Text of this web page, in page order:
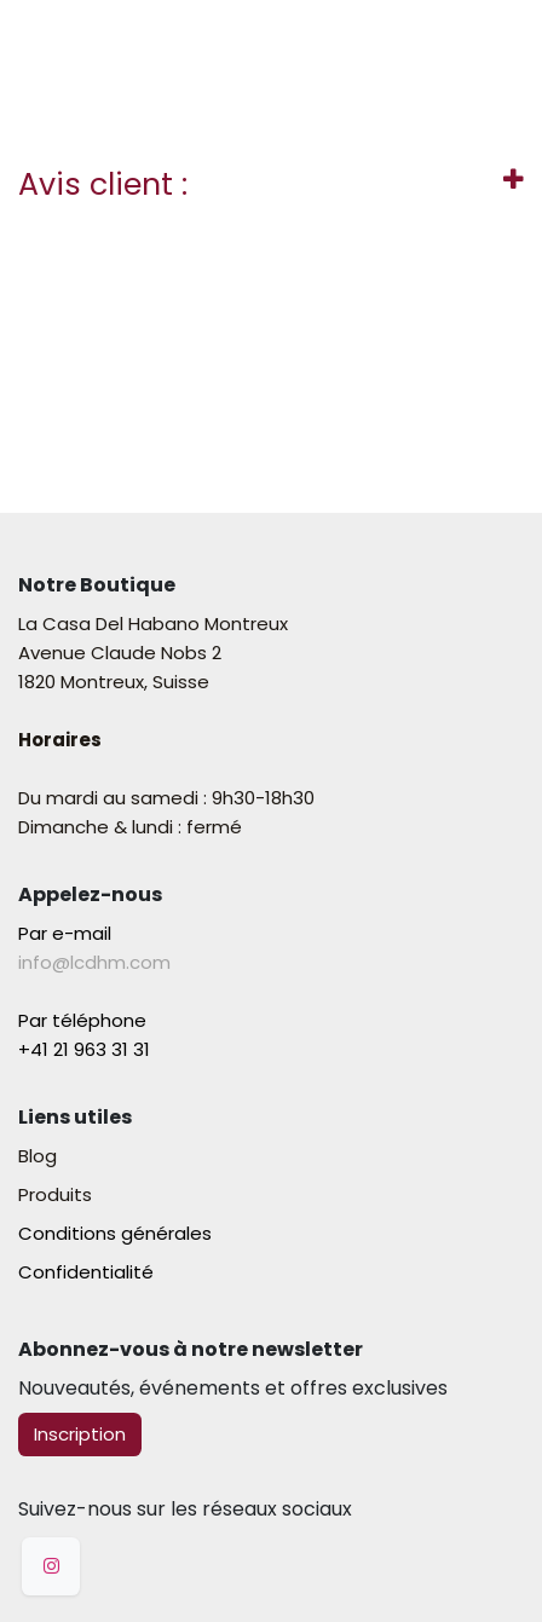
Avis client :
Notre Boutique
La Casa Del Habano Montreux
Avenue Claude Nobs 2
1820 Montreux, Suisse
Horaires
Du mardi au samedi : 9h30-18h30
Dimanche & lundi : fermé
Appelez-nous
Par e-mail
info@lcdhm.com
Par téléphone
+41 21 963 31 31​
Liens utiles
Blog
Produits
Conditions générales
Confidentialité
Abonnez-vous à notre newsletter​
Nouveautés, événements et offres exclusives
​​​​Inscription
Suivez-nous sur les réseaux sociaux